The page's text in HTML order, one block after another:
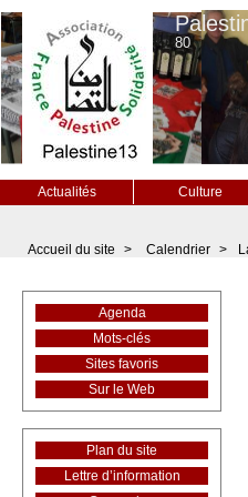
80
Actualités Culture
Accueil du site > Calendrier >
Agenda
Mots-clés
Sites favoris
Sur le Web
Plan du site
Lettre d’information